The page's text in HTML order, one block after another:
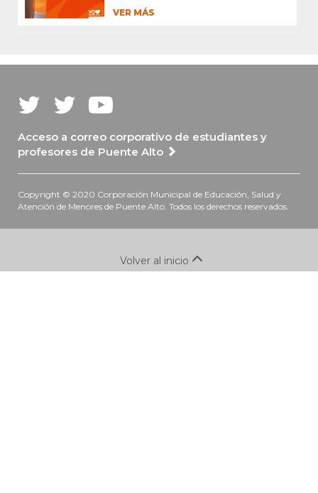
VER MÁS
Acceso a correo corporativo de estudiantes y
profesores de Puente Alto
Copyright © 2020 Corporación Municipal de Educación, Salud y
Atención de Menores de Puente Alto. Todos los derechos reservados.
Volver al inicio